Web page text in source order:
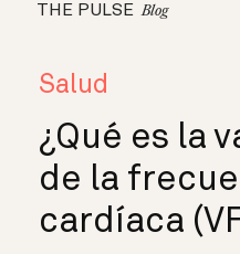
THE PULSE Blog
Salud
¿Qué es la
de la
cardíaca